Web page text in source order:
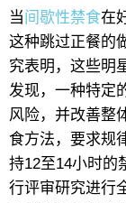
当间歇性禁食在
这种跳过正餐的
究表明，这些明
发现，一种特定
风险，并改善整
食方法，要求规
持12至14小时的
行评审研究进行